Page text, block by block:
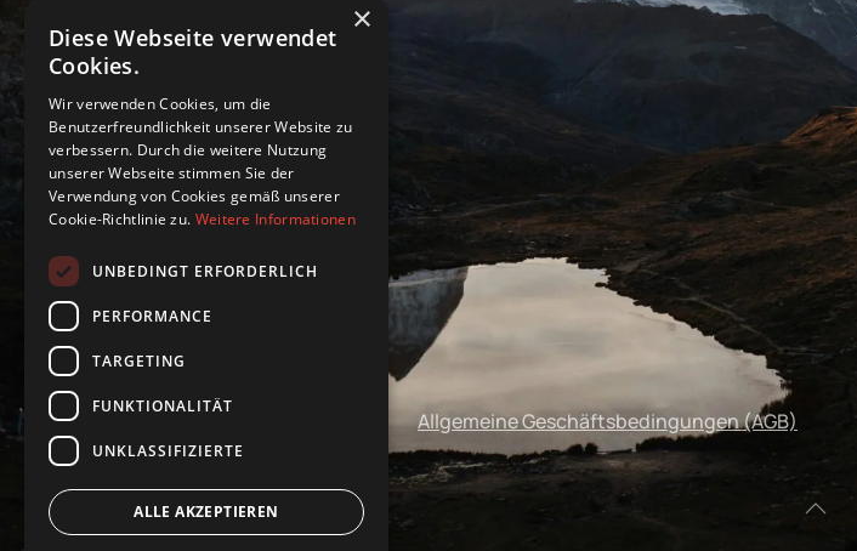
Impressum Allgemeine Geschäftsbedingungen (AGB)
×
Diese Webseite verwendet
Cookies.
Wir verwenden Cookies, um die
Benutzerfreundlichkeit unserer Website zu
verbessern. Durch die weitere Nutzung
unserer Webseite stimmen Sie der
Verwendung von Cookies gemäß unserer
Cookie-Richtlinie zu. Weitere Informationen
UNBEDINGT ERFORDERLICH
PERFORMANCE
TARGETING
FUNKTIONALITÄT
UNKLASSIFIZIERTE
ALLE AKZEPTIEREN